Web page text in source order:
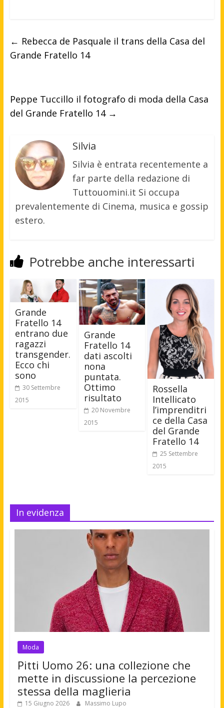
← Rebecca de Pasquale il trans della Casa del
Grande Fratello 14
Peppe Tuccillo il fotografo di moda della Casa
del Grande Fratello 14 →
Silvia
Silvia è entrata recentemente a
far parte della redazione di
Tuttouomini.it Si occupa
prevalentemente di Cinema, musica e gossip
estero.
Potrebbe anche interessarti
Grande
Fratello 14
entrano due
ragazzi
transgender.
Ecco chi
sono
30 Settembre
2015
Grande
Fratello 14
dati ascolti
nona
puntata.
Ottimo
risultato
20 Novembre
2015
Rossella
Intellicato
l’imprenditri
ce della Casa
del Grande
Fratello 14
25 Settembre
2015
In evidenza
Moda
Pitti Uomo 26: una collezione che
mette in discussione la percezione
stessa della maglieria
15 Giugno 2026 Massimo Lupo